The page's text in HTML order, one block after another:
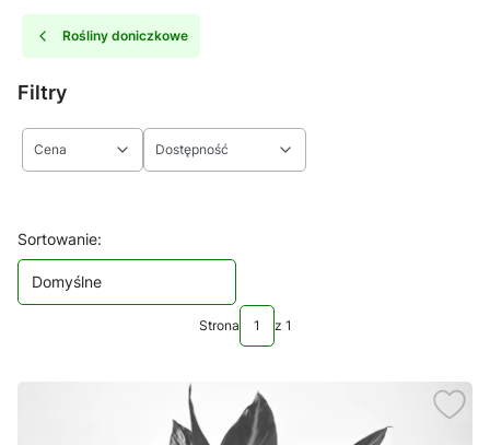
Rośliny doniczkowe
Filtry
Cena Dostępność
Lista produktów
Sortowanie:
Domyślne
Strona z 1